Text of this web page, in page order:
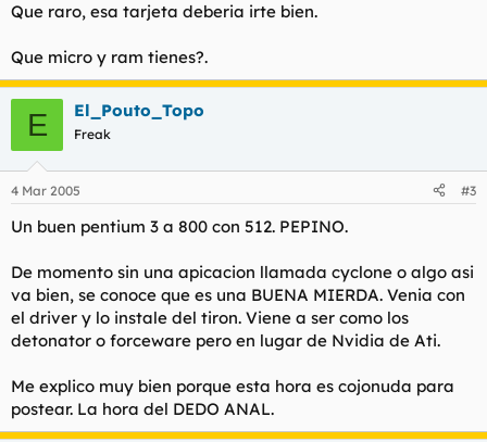
Que raro, esa tarjeta deberia irte bien.
Que micro y ram tienes?.
E El_Pouto_Topo
Freak
4 Mar 2005 #3
Un buen pentium 3 a 800 con 512. PEPINO.
De momento sin una apicacion llamada cyclone o algo asi
va bien, se conoce que es una BUENA MIERDA. Venia con
el driver y lo instale del tiron. Viene a ser como los
detonator o forceware pero en lugar de Nvidia de Ati.
Me explico muy bien porque esta hora es cojonuda para
postear. La hora del DEDO ANAL.